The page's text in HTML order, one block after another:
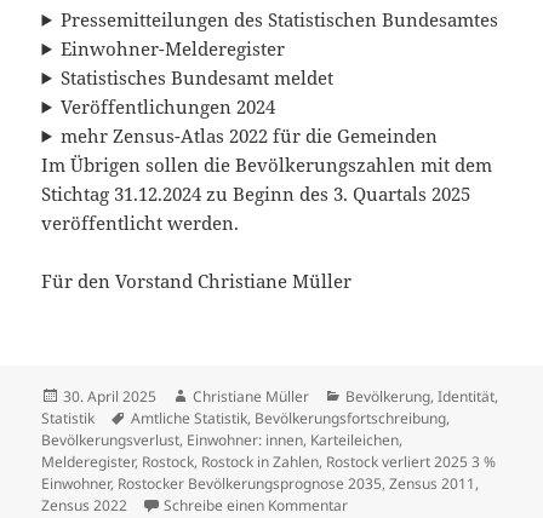
Pressemitteilungen des Statistischen Bundesamtes
Einwohner-Melderegister
Statistisches Bundesamt meldet
Veröffentlichungen 2024
mehr Zensus-Atlas 2022 für die Gemeinden
Im Übrigen sollen die Bevölkerungszahlen mit dem
Stichtag 31.12.2024 zu Beginn des 3. Quartals 2025
veröffentlicht werden.
Für den Vorstand Christiane Müller
Veröffentlicht
am
30. April 2025 Autor
Christiane Müller Kategorien
Bevölkerung,Identität,
Statistik
Schlagwörter
Amtliche Statistik, Bevölkerungsfortschreibung,
Bevölkerungsverlust, Einwohner: innen, Karteileichen,
Melderegister, Rostock, Rostock in Zahlen, Rostock verliert 2025 3 %
Einwohner, Rostocker Bevölkerungsprognose 2035,Zensus 2011,
Zensus 2022
Schreibe einen Kommentarzu 2024 amtlich